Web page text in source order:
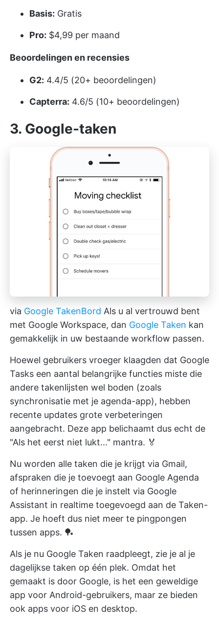
Basis: Gratis
Pro: $4,99 per maand
Beoordelingen en recensies
G2: 4.4/5 (20+ beoordelingen)
Capterra: 4.6/5 (10+ beoordelingen)
3. Google-taken
via Google TakenBord Als u al vertrouwd bent
met Google Workspace, dan Google Taken kan
gemakkelijk in uw bestaande workflow passen.
Hoewel gebruikers vroeger klaagden dat Google
Tasks een aantal belangrijke functies miste die
andere takenlijsten wel boden (zoals
synchronisatie met je agenda-app), hebben
recente updates grote verbeteringen
aangebracht. Deze app belichaamt dus echt de
"Als het eerst niet lukt..." mantra. 🏅
Nu worden alle taken die je krijgt via Gmail,
afspraken die je toevoegt aan Google Agenda
of herinneringen die je instelt via Google
Assistant in realtime toegevoegd aan de Taken-
app. Je hoeft dus niet meer te pingpongen
tussen apps. 🏓
Als je nu Google Taken raadpleegt, zie je al je
dagelijkse taken op één plek. Omdat het
gemaakt is door Google, is het een geweldige
app voor Android-gebruikers, maar ze bieden
ook apps voor iOS en desktop.